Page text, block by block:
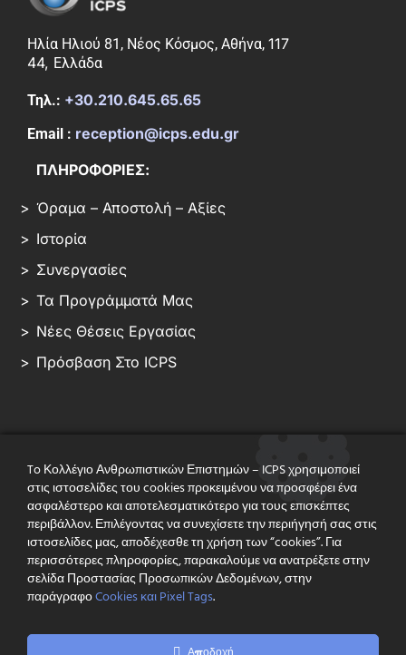
Ηλία Ηλιού 81, Νέος Κόσμος, Αθήνα, 117
44, Ελλάδα
Τηλ.: +30.210.645.65.65
Email : reception@icps.edu.gr
ΠΛΗΡΟΦΟΡΙΕΣ:
Όραμα – Αποστολή – Αξίες
Ιστορία
Συνεργασίες
Τα Προγράμματά Μας
Νέες Θέσεις Εργασίας
Πρόσβαση Στο ICPS
Ραντεβού Επίσκεψης
Εκδήλωση Ενδιαφέροντος
Διαδικασία Αίτησης
Λογαριασμός Email Φοιτητών
To Κολλέγιο Ανθρωπιστικών Επιστημών – ICPS χρησιμοποιεί
στις ιστοσελίδες του cookies προκειμένου να προσφέρει ένα
ασφαλέστερο και αποτελεσματικότερο για τους επισκέπτες
περιβάλλον. Επιλέγοντας να συνεχίσετε την περιήγησή σας στις
ιστοσελίδες μας, αποδέχεσθε τη χρήση των “cookies”. Για
περισσότερες πληροφορίες, παρακαλούμε να ανατρέξετε στην
σελίδα Προστασίας Προσωπικών Δεδομένων, στην
παράγραφοCookies και Pixel Tags.
Αποδοχή